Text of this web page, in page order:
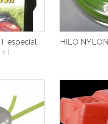
especial
L
HILO